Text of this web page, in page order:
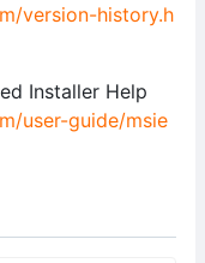
version-history.h
Installer Help
user-guide/msie